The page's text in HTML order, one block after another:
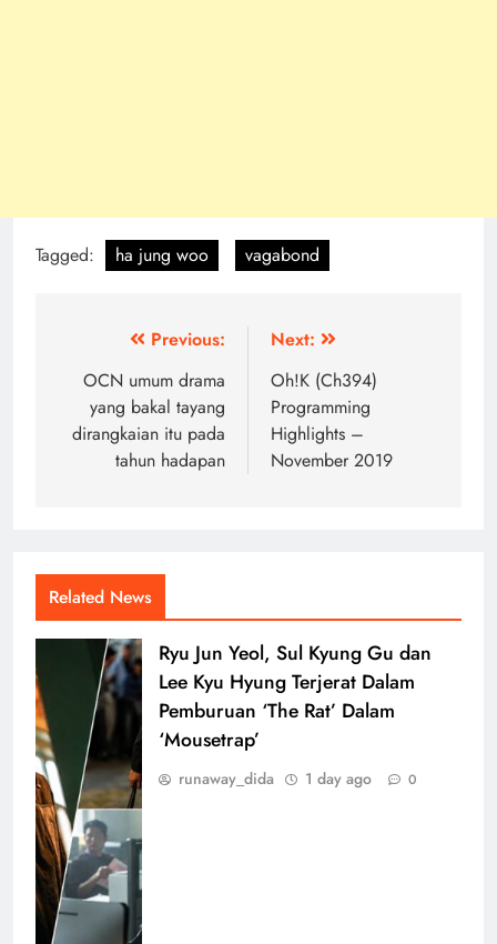
Tagged: ha jung woo vagabond
navigation
Previous:
OCN umum drama
yang bakal tayang
dirangkaian itu pada
tahun hadapan
Next:
Oh!K (Ch394)
Programming
Highlights –
November 2019
Related News
Ryu Jun Yeol, Sul Kyung Gu dan
Lee Kyu Hyung Terjerat Dalam
Pemburuan ‘The Rat’ Dalam
‘Mousetrap’
runaway_dida 1 day ago 0